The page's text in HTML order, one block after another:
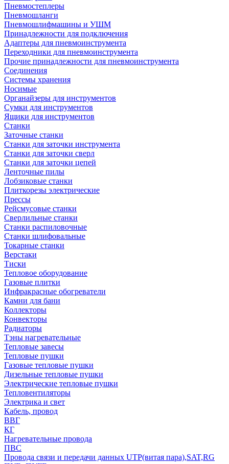
Пневмостеплеры
Пневмошланги
Пневмошлифмашины и УШМ
Принадлежности для подключения
Адаптеры для пневмоинструмента
Переходники для пневмоинструмента
Прочие принадлежности для пневмоинструмента
Соединения
Системы хранения
Носимые
Органайзеры для инструментов
Сумки для инструментов
Ящики для инструментов
Станки
Заточные станки
Станки для заточки инструмента
Станки для заточки сверл
Станки для заточки цепей
Ленточные пилы
Лобзиковые станки
Плиткорезы электрические
Прессы
Рейсмусовые станки
Сверлильные станки
Станки распиловочные
Станки шлифовальные
Токарные станки
Верстаки
Тиски
Тепловое оборудование
Газовые плитки
Инфракрасные обогреватели
Камни для бани
Коллекторы
Конвекторы
Радиаторы
Тэны нагревательные
Тепловые завесы
Тепловые пушки
Газовые тепловые пушки
Дизельные тепловые пушки
Электрические тепловые пушки
Тепловентиляторы
Электрика и свет
Кабель, провод
ВВГ
КГ
Нагревательные провода
ПВС
Провода связи и передачи данных UTP(витая пара),SAT,RG